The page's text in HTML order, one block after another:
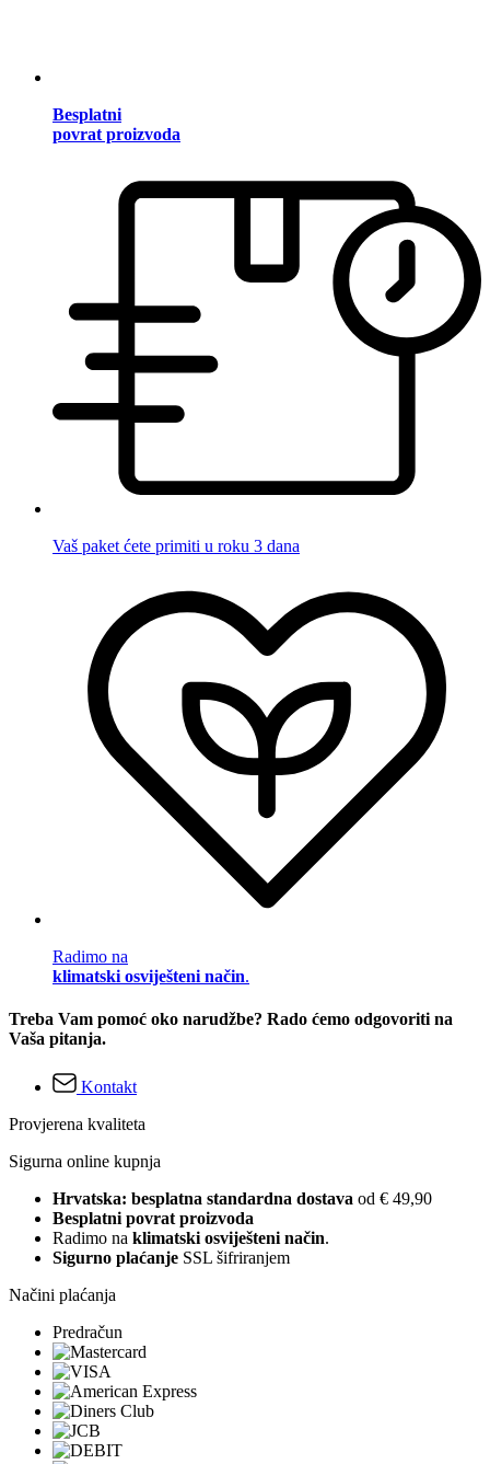
Besplatni
povrat proizvoda
Vaš paket ćete primiti u roku 3 dana
Radimo na
klimatski osviješteni način.
Treba Vam pomoć oko narudžbe? Rado ćemo odgovoriti na
Vaša pitanja.
Kontakt
Provjerena kvaliteta
Sigurna online kupnja
Hrvatska: besplatna standardna dostava od € 49,90
Besplatni povrat proizvoda
Radimo na klimatski osviješteni način.
Sigurno plaćanje SSL šifriranjem
Načini plaćanja
Predračun